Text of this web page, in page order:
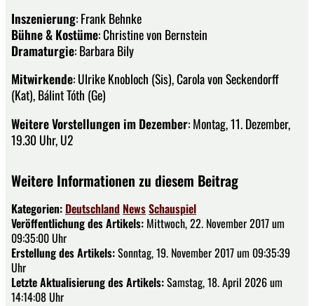
Inszenierung: Frank Behnke
Bühne & Kostüme: Christine von Bernstein
Dramaturgie: Barbara Bily
Mitwirkende: Ulrike Knobloch (Sis), Carola von Seckendorff
(Kat), Bálint Tóth (Ge)
Weitere Vorstellungen im Dezember: Montag, 11. Dezember,
19.30 Uhr, U2
Weitere Informationen zu diesem Beitrag
Kategorien: Deutschland NewsSchauspiel
Veröffentlichung des Artikels: Mittwoch, 22. November 2017 um
09:35:00 Uhr
Erstellung des Artikels:Sonntag, 19. November 2017 um 09:35:39
Uhr
Letzte Aktualisierung des Artikels:Samstag, 18. April 2026 um
14:14:08 Uhr